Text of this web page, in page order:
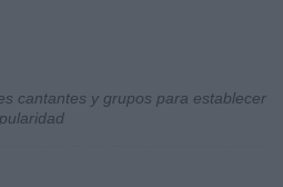
cantantes y grupos para establecer